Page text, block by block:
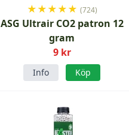
★★★★★ (724)
ASG Ultrair CO2 patron 12
gram
9 kr
Info Köp